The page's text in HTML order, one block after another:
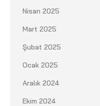
Nisan 2025
Mart 2025
Şubat 2025
Ocak 2025
Aralık 2024
Ekim 2024